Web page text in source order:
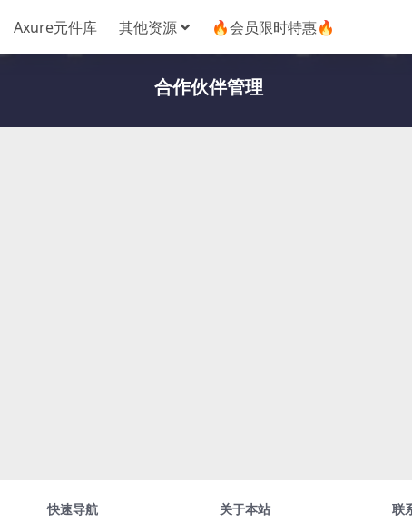
Axure元件库 其他资源 🔥会员限时特惠🔥
合作伙伴管理
快速导航
关于本站
联